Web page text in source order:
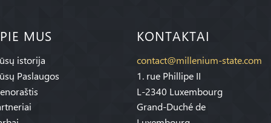
MUS
istorija
Paslaugos
KONTAKTAI
contact@millenium-state.com
1. rue Phillipe II
L-2340 Luxembourg
Grand-Duché de